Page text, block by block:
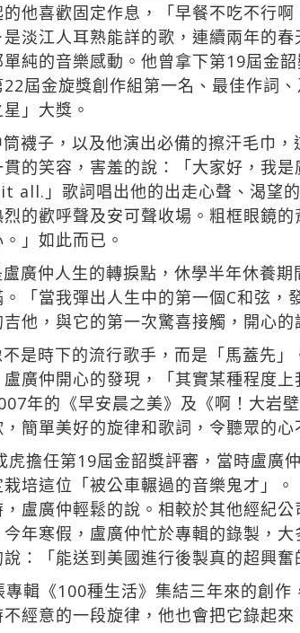
他喜歡固定作息，「早餐不吃不行
淡江人耳熟能詳的歌，連續兩年的
純的音樂感動。他曾拿下第19屆金
屆金旋獎創作組第一名、最佳作詞
」大獎。
襪子，以及他演出必備的擦汗毛巾
的笑容，害羞的說：「大家好，我
」歌詞唱出他的出走心聲、渴望
的歡呼聲及安可聲收場。粗框眼鏡
」如此而已。
廣仲人生的轉捩點，休學半年休養
「當我彈出人生中的第一個C和弦
他，與它的第一次驚喜接觸，開心的
是時下的流行歌手，而是「馬蓋先
廣仲開心的發現，「其實某種程度
年的《早安晨之美》及《啊！大岩
簡單美好的旋律和歌詞，令聽眾的心
虎擔任第19屆金韶獎評審，當時盧廣
培這位「被公車輾過的音樂鬼才」
盧廣仲輕鬆的說。相較於其他經紀
年寒假，盧廣仲忙於專輯的錄製，
：「能送到美國進行後製真的超興奮
輯《100種生活》集結三年來的創
經意的一段旋律，他也會把它錄起來